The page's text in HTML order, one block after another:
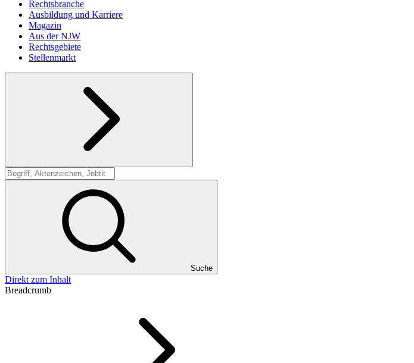
Rechtsbranche
Ausbildung und Karriere
Magazin
Aus der NJW
Rechtsgebiete
Stellenmarkt
Suche
Suche
Direkt zum Inhalt
Breadcrumb